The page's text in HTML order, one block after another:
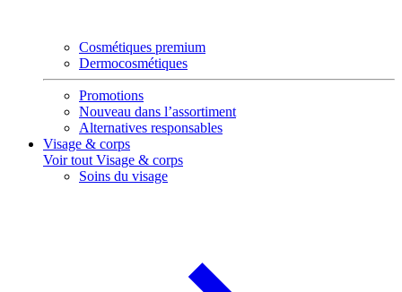
Cosmétiques premium
Dermocosmétiques
Promotions
Nouveau dans l’assortiment
Alternatives responsables
Visage & corps
Voir tout Visage & corps
Soins du visage